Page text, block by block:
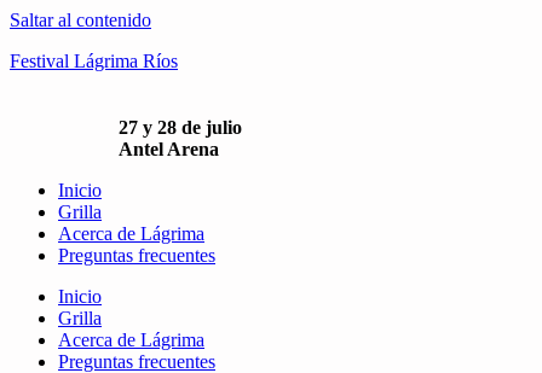
Saltar al contenido
Festival Lágrima Ríos
27 y 28 de julio
Antel Arena
Inicio
Grilla
Acerca de Lágrima
Preguntas frecuentes
Inicio
Grilla
Acerca de Lágrima
Preguntas frecuentes